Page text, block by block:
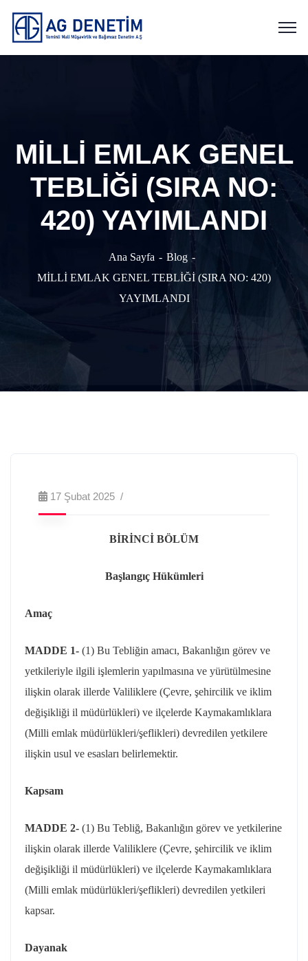
MİLLİ EMLAK GENEL
TEBLİĞİ (SIRA NO:
420) YAYIMLANDI
Ana Sayfa
Blog
MİLLİ EMLAK GENEL TEBLİĞİ (SIRA NO: 420)
YAYIMLANDI
17 Şubat 2025
BİRİNCİ BÖLÜM
Başlangıç Hükümleri
Amaç
MADDE 1- (1) Bu Tebliğin amacı, Bakanlığın görev ve
yetkileriyle ilgili işlemlerin yapılmasına ve yürütülmesine
ilişkin olarak illerde Valiliklere (Çevre, şehircilik ve iklim
değişikliği il müdürlükleri) ve ilçelerde Kaymakamlıklara
(Milli emlak müdürlükleri/şeflikleri) devredilen yetkilere
ilişkin usul ve esasları belirlemektir.
Kapsam
MADDE 2- (1) Bu Tebliğ, Bakanlığın görev ve yetkilerine
ilişkin olarak illerde Valiliklere (Çevre, şehircilik ve iklim
değişikliği il müdürlükleri) ve ilçelerde Kaymakamlıklara
(Milli emlak müdürlükleri/şeflikleri) devredilen yetkileri
kapsar.
Dayanak